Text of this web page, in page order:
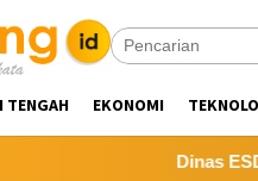
TENGAH EKONOMI
Dinas ESDM